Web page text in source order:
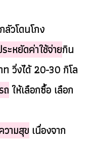
ลัวโดนโกง
ะหยัดค่าใช้จ่ายกิน
วิ่งได้ 20-30 กิโล
ถให้เลือกซื้อ เลือก
ามสุข เนื่องจาก